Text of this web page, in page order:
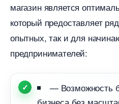
магазин является
который предоставляет
опытных, так и для
предпринимателей:
— Возможность